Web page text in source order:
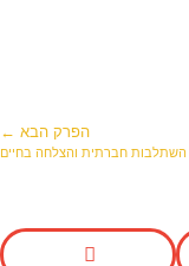
הפרק הבא ←
השתלבות חברתית והצלחה בחיים